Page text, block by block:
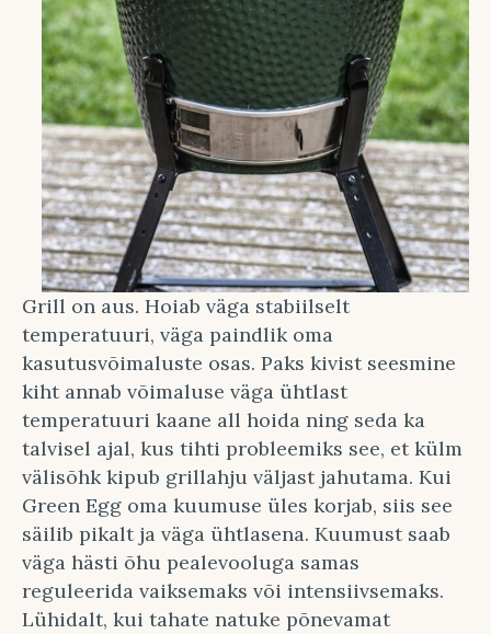
Grill on aus. Hoiab väga stabiilselt
temperatuuri, väga paindlik oma
kasutusvõimaluste osas. Paks kivist seesmine
kiht annab võimaluse väga ühtlast
temperatuuri kaane all hoida ning seda ka
talvisel ajal, kus tihti probleemiks see, et külm
välisõhk kipub grillahju väljast jahutama. Kui
Green Egg oma kuumuse üles korjab, siis see
säilib pikalt ja väga ühtlasena. Kuumust saab
väga hästi õhu pealevooluga samas
reguleerida vaiksemaks või intensiivsemaks.
Lühidalt, kui tahate natuke põnevamat